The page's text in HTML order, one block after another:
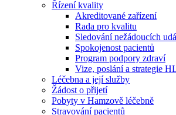
Řízení kvality
Akreditované zařízení
Rada pro kvalitu
Sledování nežádoucích
Spokojenost pacientů
Program podpory zdraví
Vize, poslání a strategie
Léčebna a její služby
Žádost o přijetí
Pobyty v Hamzově léčebně
Stravování pacientů